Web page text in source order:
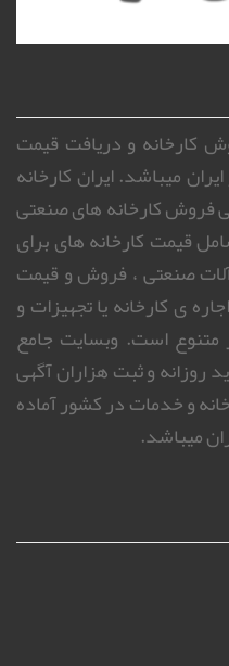
کارخانه و دریافت قیمت
میباشد. ایران کارخانه
فروش کارخانه های صنعتی
قیمت کارخانه های برای
صنعتی ، فروش و قیمت
ی کارخانه یا تجهیزات و
متنوع است. وبسایت جامع
با بیش از ۳۰۰۰ بازدید روزانه و ثبت هزاران آگهی
و خدمات در کشور آماده
میباشد.